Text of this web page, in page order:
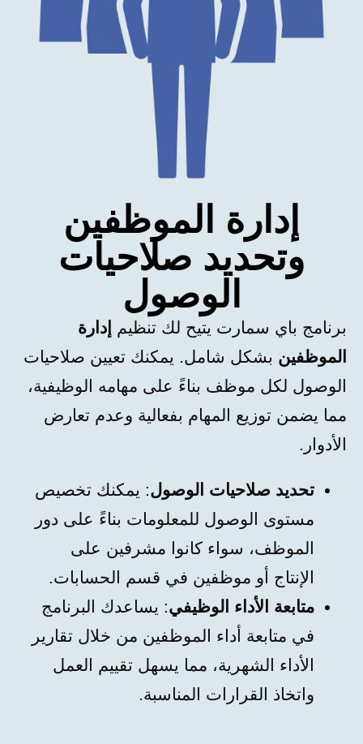
إدارة الموظفين
وتحديد صلاحيات
الوصول
برنامج باي سمارت يتيح لك تنظيم
إدارة
الموظفين بشكل شامل. يمكنك تعيين صلاحيات
الوصول لكل موظف بناءً على مهامه الوظيفية،
مما يضمن توزيع المهام بفعالية وعدم تعارض
الأدوار.
تحديد صلاحيات الوصول: يمكنك تخصيص
مستوى الوصول للمعلومات بناءً على دور
الموظف، سواء كانوا مشرفين على
الإنتاج أو موظفين في قسم الحسابات.
متابعة الأداء الوظيفي: يساعدك البرنامج
في متابعة أداء الموظفين من خلال تقارير
الأداء الشهرية، مما يسهل تقييم العمل
واتخاذ القرارات المناسبة.